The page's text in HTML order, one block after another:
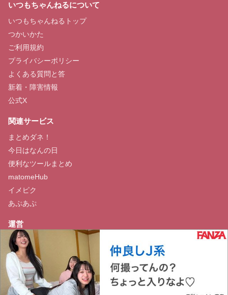
いつもちゃんねるについて
いつもちゃんねるトップ
つかいかた
ご利用規約
プライバシーポリシー
よくある質問と答
新着・障害情報
公式X
関連サービス
まとめダネ！
今日はなんの日
便利なツールまとめ
matomeHub
イメピク
あぷあぷ
運営
お問い合わせ
会社概要
広告掲載等のお問い合わせ
Copyright © MEDIA BLOSSOM, Inc. All Rights Reserved.